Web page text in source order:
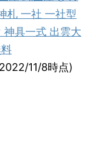
札 一社 一社型
神具一式 出雲大
11/8時点)